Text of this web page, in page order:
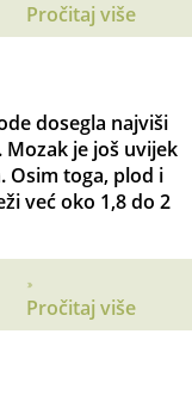
Pročitaj više
dosegla najviši
je još uvijek
Osim toga, plod i
već oko 1,8 do 2
Pročitaj više